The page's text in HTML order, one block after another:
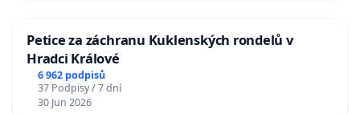
Petice za záchranu Kuklenských rondelů v
Hradci Králové
6 962 podpisů
37 Podpisy / 7 dní
30 Jun 2026